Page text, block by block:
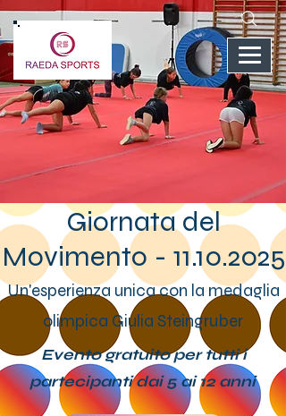
Giornata del
Movimento - 11.10.2025
Un'esperienza unica con la medaglia
olimpica Giulia Steingruber
Evento gratuito per tutti i
partecipanti dai 5 ai 12 anni